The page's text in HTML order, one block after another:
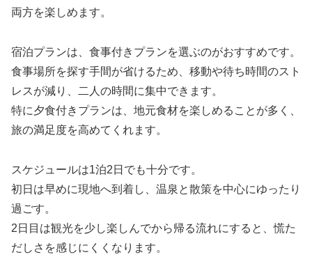
両方を楽しめます。
宿泊プランは、食事付きプランを選ぶのがおすすめです。
食事場所を探す手間が省けるため、移動や待ち時間のスト
レスが減り、二人の時間に集中できます。
特に夕食付きプランは、地元食材を楽しめることが多く、
旅の満足度を高めてくれます。
スケジュールは1泊2日でも十分です。
初日は早めに現地へ到着し、温泉と散策を中心にゆったり
過ごす。
2日目は観光を少し楽しんでから帰る流れにすると、慌た
だしさを感じにくくなります。